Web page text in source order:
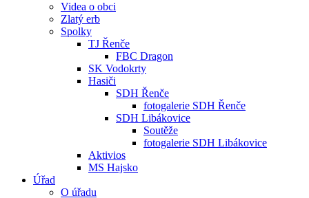
Videa o obci
Zlatý erb
Spolky
TJ Řenče
FBC Dragon
SK Vodokrty
Hasiči
SDH Řenče
fotogalerie SDH Řenče
SDH Libákovice
Soutěže
fotogalerie SDH Libákovice
Aktivios
MS Hajsko
Úřad
O úřadu